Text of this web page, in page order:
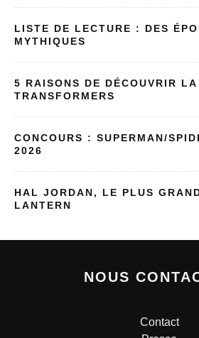
LISTE DE LECTURE : DES
MYTHIQUES
5 RAISONS DE DÉCOUVRIR LA
TRANSFORMERS
CONCOURS : SUPERMAN/
2026
HAL JORDAN, LE PLUS
LANTERN
NOUS
Contact